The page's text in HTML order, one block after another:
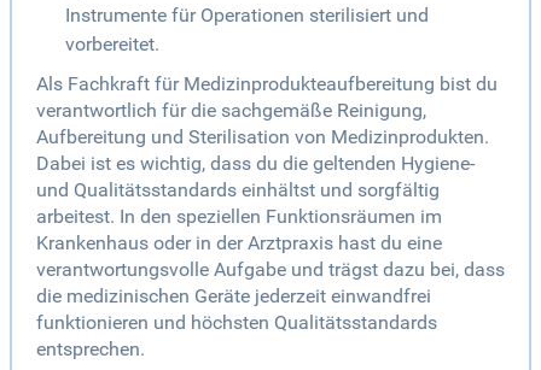
Instrumente für Operationen sterilisiert und
vorbereitet.
Als Fachkraft für Medizinprodukteaufbereitung bist du
verantwortlich für die sachgemäße Reinigung,
Aufbereitung und Sterilisation von Medizinprodukten.
Dabei ist es wichtig, dass du die geltenden Hygiene-
und Qualitätsstandards einhältst und sorgfältig
arbeitest. In den speziellen Funktionsräumen im
Krankenhaus oder in der Arztpraxis hast du eine
verantwortungsvolle Aufgabe und trägst dazu bei, dass
die medizinischen Geräte jederzeit einwandfrei
funktionieren und höchsten Qualitätsstandards
entsprechen.